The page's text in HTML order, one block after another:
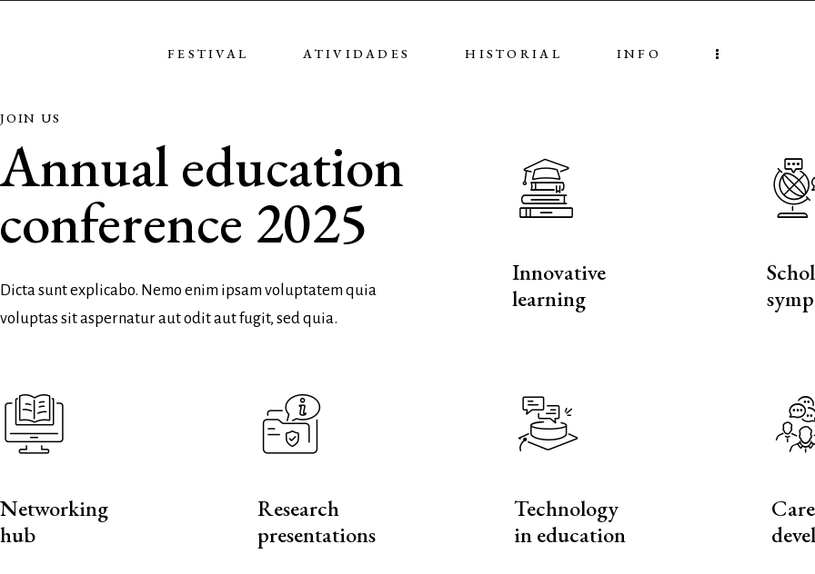
FESTIVAL ATIVIDADES HISTORIAL INFO
JOIN US
Annual education
conference 2025
Dicta sunt explicabo. Nemo enim ipsam voluptatem quia
voluptas sit aspernatur aut odit aut fugit, sed quia.
Innovative
learning
Networking
hub
Research
presentations
Technology
in education